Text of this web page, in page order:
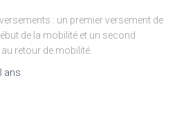
: un premier versement de
de la mobilité et un second
retour de mobilité.
ans